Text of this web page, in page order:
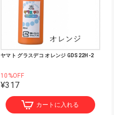
ヤマト グラスデコ オレンジ GDS22H-2
10%OFF
¥317
カートに入れる